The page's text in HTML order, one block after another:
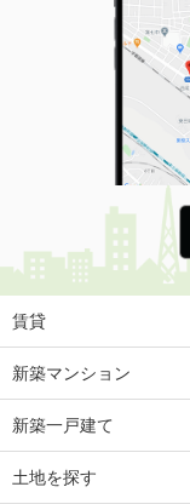
賃貸
新築マンション
新築一戸建て
土地を探す